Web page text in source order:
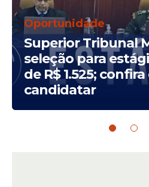
Oportunidade
Superior Tribunal
seleção para
de R$ 1.525;
candidatar